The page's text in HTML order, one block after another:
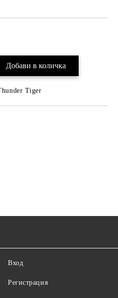
Tiger
Вход
Регистрация